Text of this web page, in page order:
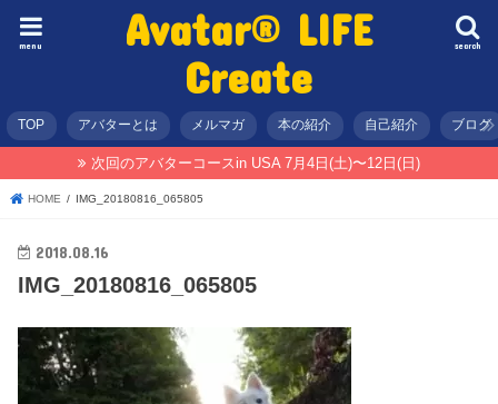
Avatar® LIFE
Create
search
menu
TOP アバターとは メルマガ 本の紹介 自己紹介 ブログ
次回のアバターコースin USA 7月4日(土)〜12日(日)
HOME IMG_20180816_065805
2018.08.16
IMG_20180816_065805